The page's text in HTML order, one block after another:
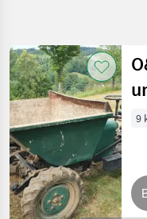
Kategorie 4
AKTUÁLNÍ
CESTA
stavebná
technika
Stroje
Na
Stavbu
Obnovit
Zobrazit
41
výsledků
9